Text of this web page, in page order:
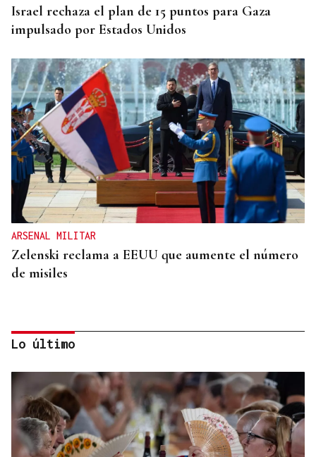
Israel rechaza el plan de 15 puntos para Gaza
impulsado por Estados Unidos
ARSENAL MILITAR
Zelenski reclama a EEUU que aumente el número
de misiles
Lo último